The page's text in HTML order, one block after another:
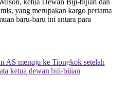
yang merupakan kargo pertama
baru-baru ini antara para
AS menuju ke Tiongkok setelah
ketua dewan biji-bijian